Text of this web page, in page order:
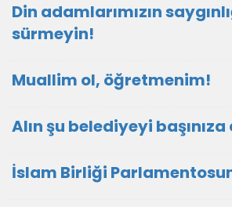
Din adamlarımızın
sürmeyin!
Muallim ol, öğretmenim!
Alın şu belediyeyi başınıza
İslam Birliği